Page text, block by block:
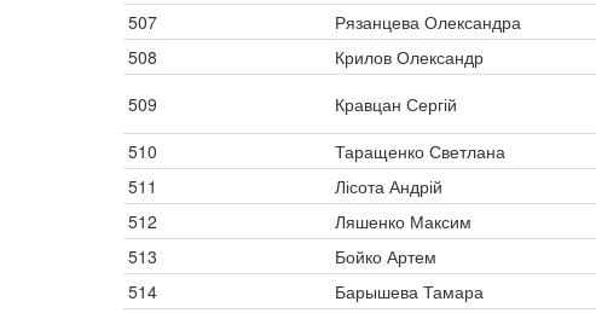
507
Рязанцева Олександра
508
Крилов Олександр
509
Кравцан Сергій
510
Таращенко Светлана
511
Лісота Андрій
512
Ляшенко Максим
513
Бойко Артем
514
Барышева Тамара